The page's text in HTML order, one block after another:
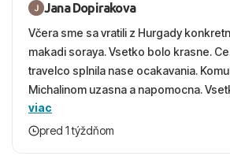
Jana Dopirakova
Včera sme sa vratili z Hurgady
makadi soraya. Vsetko bolo krasne.
travelco splnila nase ocakavania.
Michalinom uzasna a napomocna.
vecernych hodinach zaco sa
krasny, cisty. Sluzby top. Strava,
viac
pred 1 týždňom